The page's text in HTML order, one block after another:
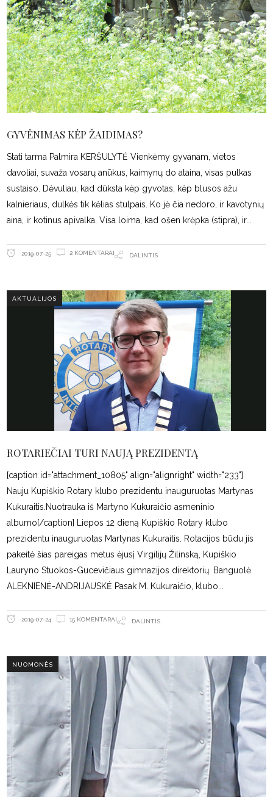
GYVĖNIMAS KĖP ŽAIDIMAS?
Stati tarma Palmira KERŠULYTĖ Vienkėmy gyvanam, vietos
davoliai, suvaža vosarų anūkus, kaimynų do ataina, visas pulkas
sustaiso. Dėvuliau, kad dūksta kėp gyvotas, kėp blusos ažu
kalnieriaus, dulkės tik kėlias stulpais. Ko jė čia nedoro, ir kavotynių
aina, ir kotinus apivalka. Visa loima, kad ošen krėpka (stipra), ir
2019-07-25 2 KOMENTARAI DALINTIS
AKTUALIJOS
ROTARIEČIAI TURI NAUJĄ PREZIDENTĄ
[caption id="attachment_10805" align="alignright" width="233"]
Nauju Kupiškio Rotary klubo prezidentu inauguruotas Martynas
Kukuraitis.Nuotrauka iš Martyno Kukuraičio asmeninio
albumo[/caption] Liepos 12 dieną Kupiškio Rotary klubo
prezidentu inauguruotas Martynas Kukuraitis. Rotacijos būdu jis
pakeitė šias pareigas metus ėjusį Virgilijų Žilinską, Kupiškio
Lauryno Stuokos-Gucevičiaus gimnazijos direktorių. Banguolė
ALEKNIENĖ-ANDRIJAUSKĖ Pasak M. Kukuraičio, klubo
2019-07-24 15 KOMENTARAI DALINTIS
NUOMONĖS